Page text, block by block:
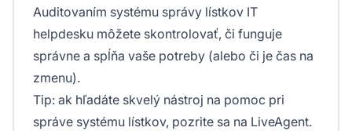
Auditovaním systému správy lístkov IT
helpdesku môžete skontrolovať, či funguje
správne a spĺňa vaše potreby (alebo či je čas na
zmenu).
Tip: ak hľadáte skvelý nástroj na pomoc pri
správe systému lístkov, pozrite sa na LiveAgent.